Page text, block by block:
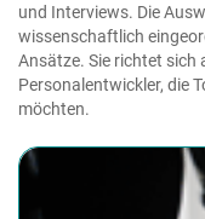
und Interviews. Die
wissenschaftlich
Ansätze. Sie richtet sich
Personalentwickler, die
möchten.